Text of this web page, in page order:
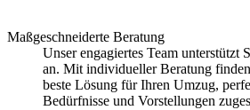
Maßgeschneiderte Beratung
Unser engagiertes Team unterstützt
an. Mit individueller Beratung
beste Lösung für Ihren Umzug,
Bedürfnisse und Vorstellungen